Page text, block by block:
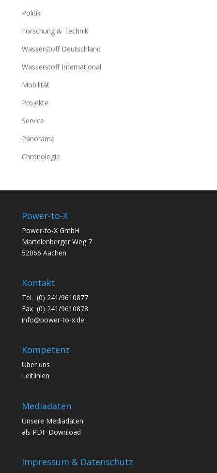
Politik
Forschung & Technik
Wasserstoff Deutschland
Wasserstoff International
Mobilität
Projekte
Service
Panorama
Chronologie
Power-to-X
Power-to-X GmbH
Martelenberger Weg 7
52066 Aachen
Kontakt
Tel. (0) 241/9610877
Fax (0) 241/9610878
info@power-to-x.de
Kompetenz
Über uns
Leitlinien
Mediadaten
Unsere Mediadaten
als PDF-Download
Impressum & Datenschutz